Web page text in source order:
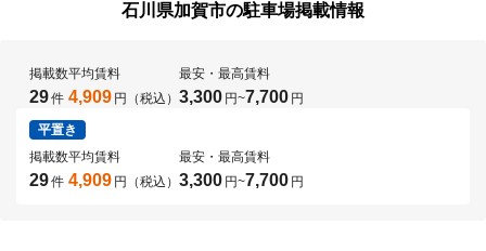
石川県加賀市の駐車場掲載情報
掲載数
29件
平均賃料
4,909 円（税込）
最安・最高賃料
3,300 円~7,700 円
平置き
掲載数
29件
平均賃料
4,909 円（税込）
最安・最高賃料
3,300 円~7,700 円